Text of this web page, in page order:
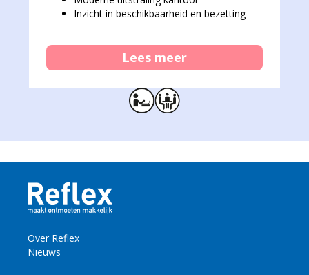
Inzicht in beschikbaarheid en bezetting
Lees meer
Over Reflex
Nieuws